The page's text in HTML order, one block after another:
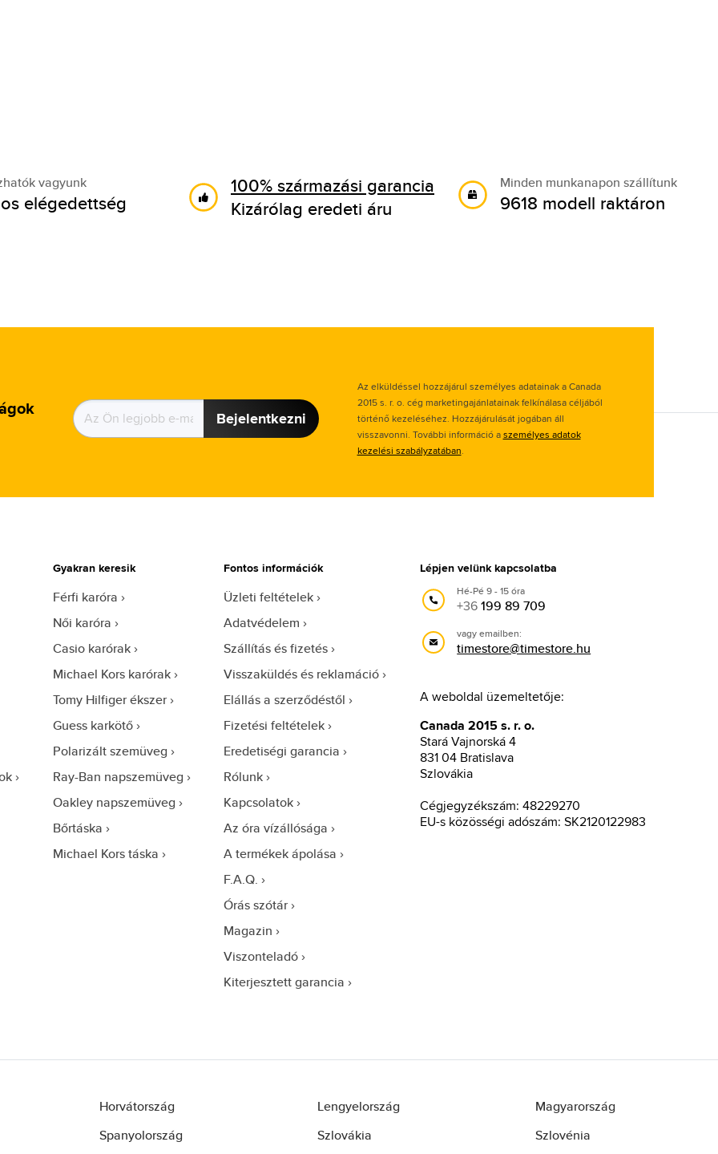
vagyunk
elégedettség
100% származási garancia
Kizárólag eredeti áru
Minden munkanapon szállítunk
9618 modell raktáron
Bejelentkezni
Az elküldéssel hozzájárul személyes adatainak a Canada
2015 s. r. o. cég marketingajánlatainak felkínálasa céljából
történő kezeléséhez. Hozzájárulását jogában áll
visszavonni. További információ aszemélyes adatok
kezelési szabályzatában.
Gyakran keresik
Férfi karóra
Női karóra
Casio karórak
Michael Kors karórak
Tomy Hilfiger ékszer
Guess karkötő
Polarizált szemüveg
Ray-Ban napszemüveg
Oakley napszemüveg
Bőrtáska
Michael Kors táska
Fontos információk
Üzleti feltételek
Adatvédelem
Szállítás és fizetés
Visszaküldés és reklamáció
Elállás a szerződéstől
Fizetési feltételek
Eredetiségi garancia
Rólunk
Kapcsolatok
Az óra vízállósága
A termékek ápolása
F.A.Q.
Órás szótár
Magazin
Viszonteladó
Kiterjesztett garancia
Lépjen velünk kapcsolatba
Hé-Pé 9 - 15 óra
+36199 89 709
vagy emailben:
timestore@timestore.hu
A weboldal üzemeltetője:
Canada 2015 s. r. o.
Stará Vajnorská 4
831 04 Bratislava
Szlovákia
Cégjegyzékszám: 48229270
EU-s közösségi adószám: SK2120122983
Horvátország Lengyelország
Magyarország
Spanyolország Szlovákia Szlovénia